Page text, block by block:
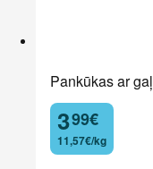
Pankūkas ar
3
. 99€
11,57€/kg